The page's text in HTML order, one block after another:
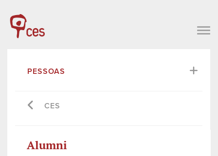
PESSOAS
CES
Alumni